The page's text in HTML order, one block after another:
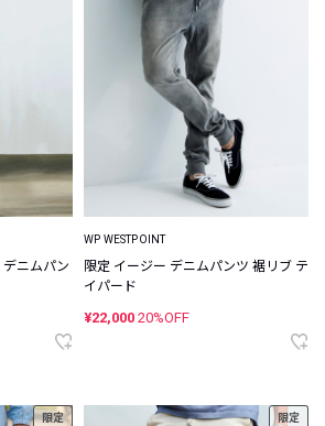
WP WESTPOINT
限定 イージー デニムパンツ 裾リブ テ
イパード
¥22,000 20%OFF
限定 限定